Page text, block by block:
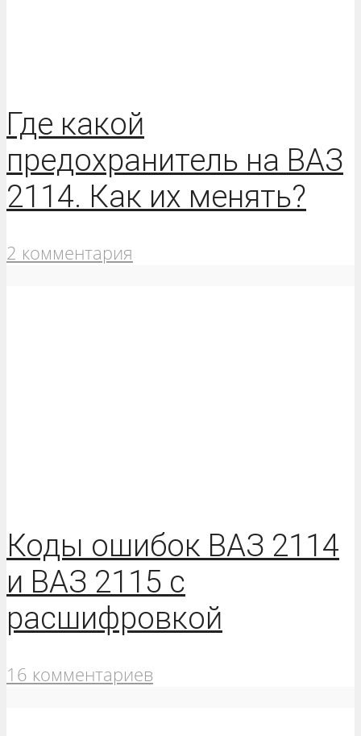
Где какой
предохранитель на ВАЗ
2114. Как их менять?
2 комментария
Коды ошибок ВАЗ 2114
и ВАЗ 2115 с
расшифровкой
16 комментариев